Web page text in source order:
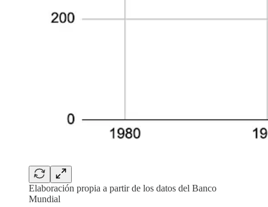
Elaboración propia a partir de los datos del Banco
Mundial